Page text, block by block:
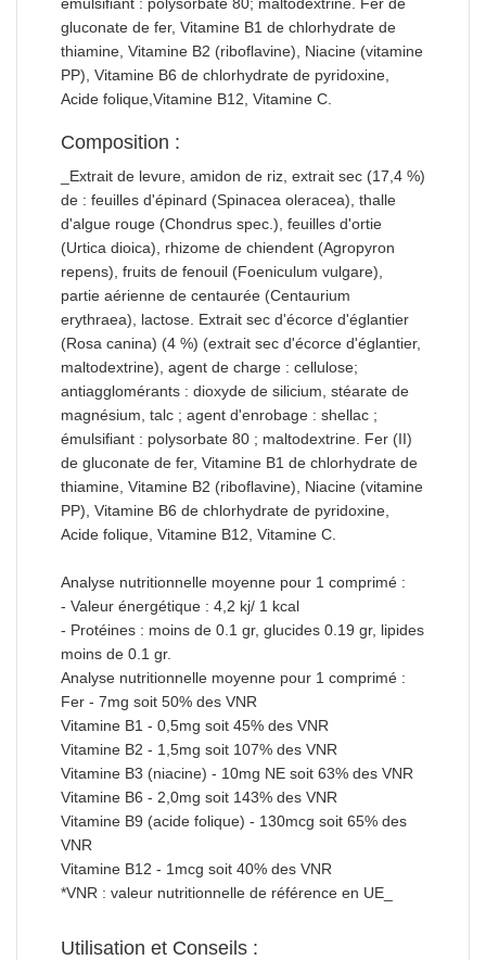
gluconate de fer, Vitamine B1 de chlorhydrate de
thiamine, Vitamine B2 (riboflavine), Niacine (vitamine
PP), Vitamine B6 de chlorhydrate de pyridoxine,
Acide folique,Vitamine B12, Vitamine C.
Composition :
_Extrait de levure, amidon de riz, extrait sec (17,4 %)
de : feuilles d'épinard (Spinacea oleracea), thalle
d'algue rouge (Chondrus spec.), feuilles d'ortie
(Urtica dioica), rhizome de chiendent (Agropyron
repens), fruits de fenouil (Foeniculum vulgare),
partie aérienne de centaurée (Centaurium
erythraea), lactose. Extrait sec d'écorce d'églantier
(Rosa canina) (4 %) (extrait sec d'écorce d'églantier,
maltodextrine), agent de charge : cellulose;
antiagglomérants : dioxyde de silicium, stéarate de
magnésium, talc ; agent d'enrobage : shellac ;
émulsifiant : polysorbate 80 ; maltodextrine. Fer (II)
de gluconate de fer, Vitamine B1 de chlorhydrate de
thiamine, Vitamine B2 (riboflavine), Niacine (vitamine
PP), Vitamine B6 de chlorhydrate de pyridoxine,
Acide folique, Vitamine B12, Vitamine C.
Analyse nutritionnelle moyenne pour 1 comprimé :
- Valeur énergétique : 4,2 kj/ 1 kcal
- Protéines : moins de 0.1 gr, glucides 0.19 gr, lipides
moins de 0.1 gr.
Analyse nutritionnelle moyenne pour 1 comprimé :
Fer - 7mg soit 50% des VNR
Vitamine B1 - 0,5mg soit 45% des VNR
Vitamine B2 - 1,5mg soit 107% des VNR
Vitamine B3 (niacine) - 10mg NE soit 63% des VNR
Vitamine B6 - 2,0mg soit 143% des VNR
Vitamine B9 (acide folique) - 130mcg soit 65% des
VNR
Vitamine B12 - 1mcg soit 40% des VNR
*VNR : valeur nutritionnelle de référence en UE_
Utilisation et Conseils :